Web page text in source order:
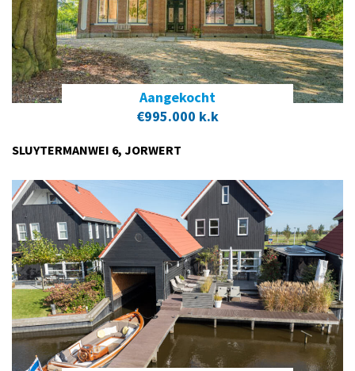
Aangekocht
€995.000 k.k
SLUYTERMANWEI 6, JORWERT